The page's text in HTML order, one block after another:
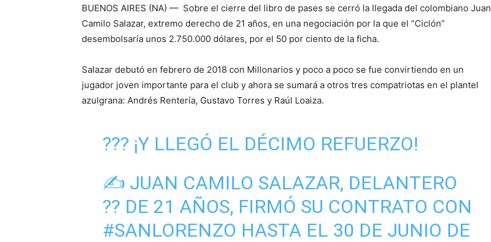
BUENOS AIRES (NA) — Sobre el cierre del libro de pases se cerró la llegada del colombiano Juan
Camilo Salazar, extremo derecho de 21 años, en una negociación por la que el “Ciclón”
desembolsaría unos 2.750.000 dólares, por el 50 por ciento de la ficha.
Salazar debutó en febrero de 2018 con Millonarios y poco a poco se fue convirtiendo en un
jugador joven importante para el club y ahora se sumará a otros tres compatriotas en el plantel
azulgrana: Andrés Rentería, Gustavo Torres y Raúl Loaiza.
??? ¡Y LLEGÓ EL DÉCIMO REFUERZO!
✍ JUAN CAMILO SALAZAR, DELANTERO
?? DE 21 AÑOS, FIRMÓ SU CONTRATO CON
#SANLORENZO HASTA EL 30 DE JUNIO DE